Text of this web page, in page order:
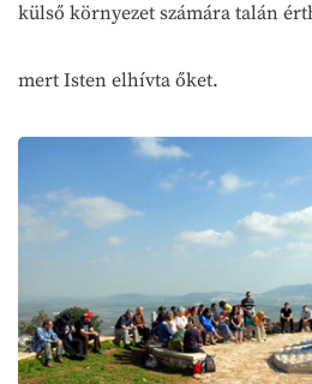
külső környezet számára talán
mert Isten elhívta őket.